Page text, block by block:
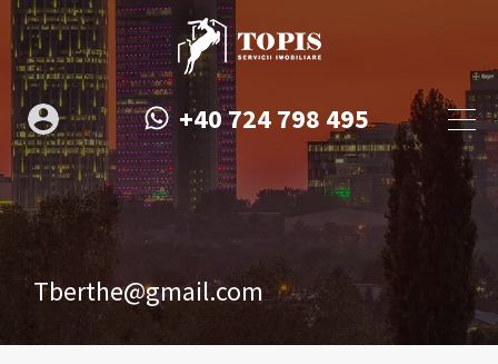
+40 724 798 495
Tberthe@gmail.com